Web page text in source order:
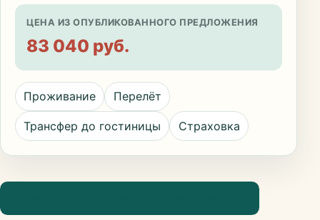
ЦЕНА ИЗ ОПУБЛИКОВАННОГО ПРЕДЛОЖЕНИЯ
83 040 руб.
Проживание Перелёт
Трансфер до гостиницы Страховка